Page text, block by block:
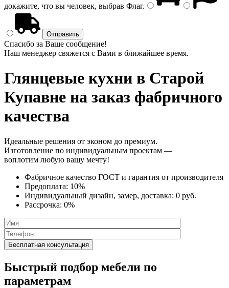
докажите, что вы человек, выбрав Флаг.
Спасибо за Ваше сообщение!
Наш менеджер свяжется с Вами в ближайшее время.
Глянцевые кухни в Старой
Купавне на заказ фабричного
качества
Идеальные решения от эконом до премиум.
Изготовление по индивидуальным проектам —
воплотим любую вашу мечту!
Фабричное качество ГОСТ и гарантия от производителя
Предоплата: 10%
Индивидуальный дизайн, замер, доставка: 0 руб.
Рассрочка: 0%
Быстрый подбор мебели по
параметрам